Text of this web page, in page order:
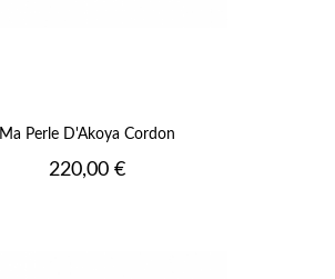
Ma Perle D'Akoya Cordon
Prix
220,00 €